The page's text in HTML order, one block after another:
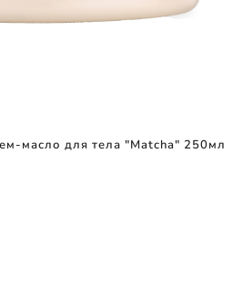
масло для тела "Matcha" 250мл